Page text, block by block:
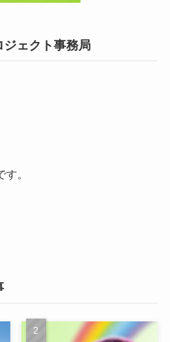
ェクト事務局
。